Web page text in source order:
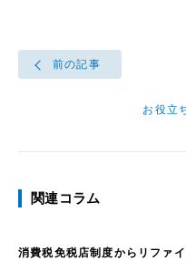
前の記事
お役立
関連コラム
消費税免税店制度からリファ